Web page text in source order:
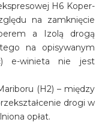
H6 Koper-
na zamknięcie
a Izolą drogą
na opisywanym
e-winieta nie jest
(H2) – między
drogi w
opłat.